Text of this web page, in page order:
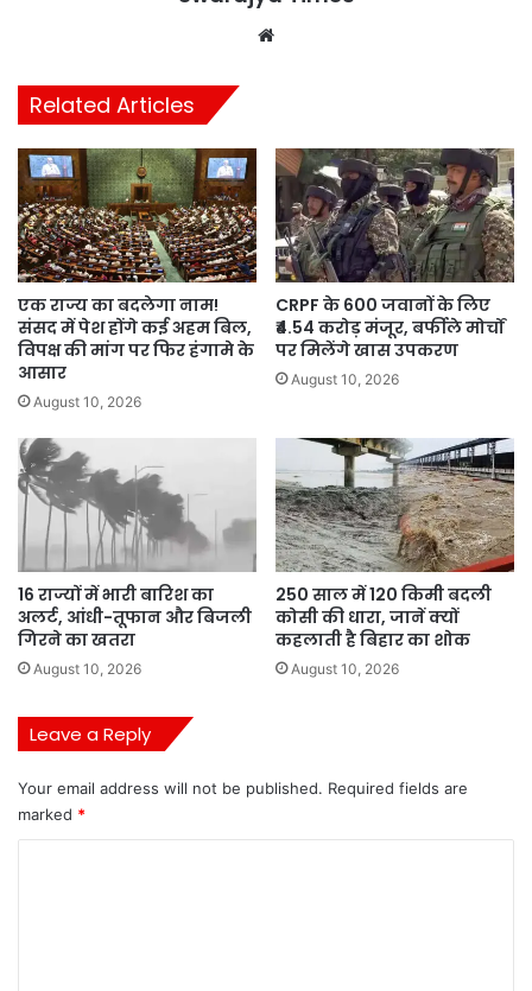
Related Articles
एक राज्य का बदलेगा नाम!
संसद में पेश होंगे कई अहम बिल,
विपक्ष की मांग पर फिर हंगामे के
आसार
August 10, 2026
CRPF के 600 जवानों के लिए
₹4.54 करोड़ मंजूर, बर्फीले मोर्चों
पर मिलेंगे खास उपकरण
August 10, 2026
16 राज्यों में भारी बारिश का
अलर्ट, आंधी-तूफान और बिजली
गिरने का खतरा
August 10, 2026
250 साल में 120 किमी बदली
कोसी की धारा, जानें क्यों
कहलाती है बिहार का शोक
August 10, 2026
Leave a Reply
Your email address will not be published. Required fields are
marked *